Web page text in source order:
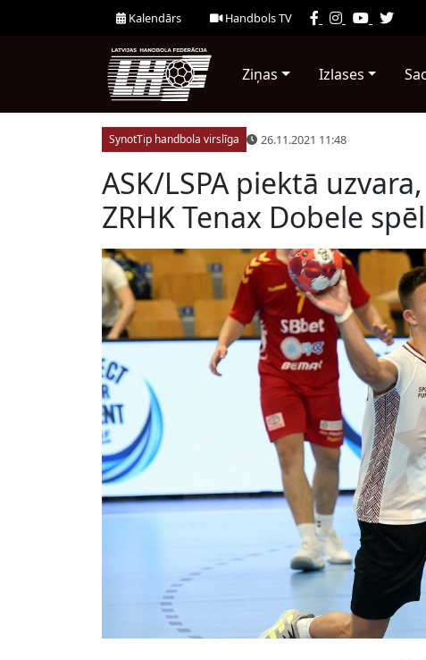
Kalendārs Handbols TV
Ziņas Izlases
SynotTip handbola virslīga 26.11.2021 11:48
ASK/LSPA piektā
ZRHK Tenax Dobele